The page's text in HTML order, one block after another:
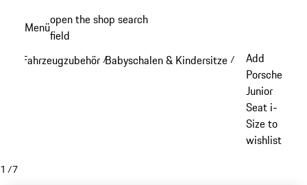
Hauptinhalt
Menüopen the shop search
field
Fahrzeugzubehör /Babyschalen & Kindersitze /
Add
Porsche
Junior
Seat i-
Size to
wishlist
1 /7